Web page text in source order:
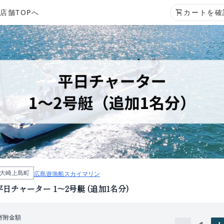
店舗TOPへ shopping_cart カートを
大崎上島町 広島遊漁船スカイマリン
日チャーター 1〜2号艇 (追加1名分)
附金額